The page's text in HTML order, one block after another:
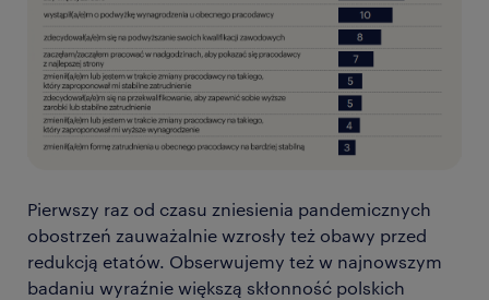
Pierwszy raz od czasu zniesienia pandemicznych
obostrzeń zauważalnie wzrosły też obawy przed
redukcją etatów. Obserwujemy też w najnowszym
badaniu wyraźnie większą skłonność polskich